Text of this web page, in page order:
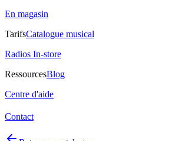
En magasin
TarifsCatalogue musical
Radios In-store
RessourcesBlog
Centre d'aide
Contact